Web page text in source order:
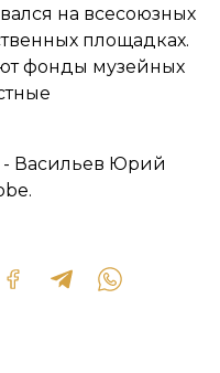
на всесоюзных
площадках.
фонды музейных
- Васильев Юрий